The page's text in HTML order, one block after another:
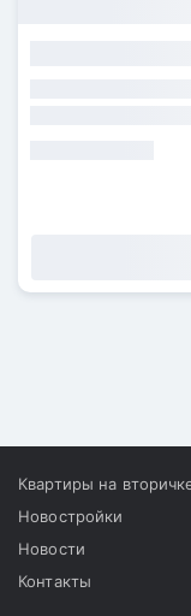
Квартиры на
Новостройки
Новости
Контакты